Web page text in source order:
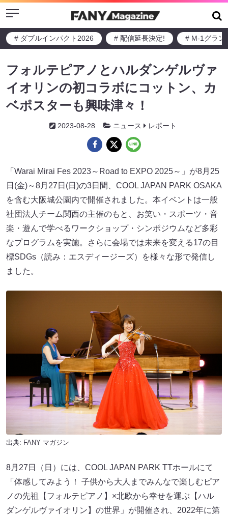
Menu
# ダブルインパクト2026 # 配信延長決定! # M-1グラン
フォルテピアノとハルダンゲルヴァ
イオリンの初コラボにコットン、カ
ベポスターも興味津々！
2023-08-28 ニュース レポート
「Warai Mirai Fes 2023～Road to EXPO 2025～」が8月25
日(金)～8月27日(日)の3日間、COOL JAPAN PARK OSAKA
を含む大阪城公園内で開催されました。本イベントは一般
社団法人チーム関西の主催のもと、お笑い・スポーツ・音
楽・遊んで学べるワークショップ・シンポジウムなど多彩
なプログラムを実施。さらに会場では未来を変える17の目
標SDGs（読み：エスディージーズ）を様々な形で発信し
ました。
出典: FANY マガジン
8月27日（日）には、COOL JAPAN PARK TTホールにて
「体感してみよう！ 子供から大人までみんなで楽しむピア
ノの先祖【フォルテピアノ】×北欧から幸せを運ぶ【ハル
ダンゲルヴァイオリン】の世界」が開催され、2022年に第